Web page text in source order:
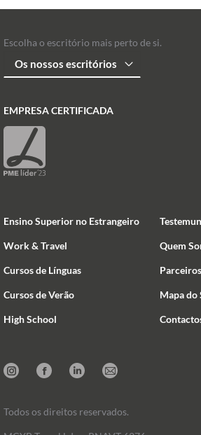
Escolha o escritório mais perto de si.
EMPRESA CERTIFICADA
Ensino Superior no Estrangeiro
Work & Travel
Cursos de Línguas
Cursos de Verão
High School
Quem
Mapa do
Todos os direitos reservados.
InstagramFacebookLinkedinMail